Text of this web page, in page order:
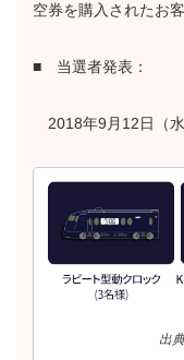
空券を購入されたお
■ 当選者発表：
2018年9月12日（水
出